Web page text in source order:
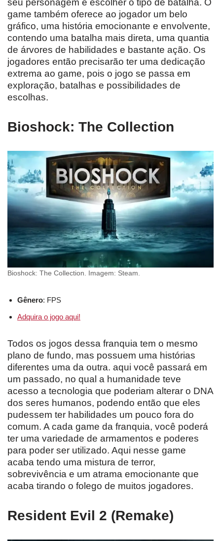
seu personagem e escolher o tipo de batalha. O
game também oferece ao jogador um belo
gráfico, uma história emocionante e envolvente,
contendo uma batalha mais direta, uma quantia
de árvores de habilidades e bastante ação. Os
jogadores então precisarão ter uma dedicação
extrema ao game, pois o jogo se passa em
exploração, batalhas e possibilidades de
escolhas.
Bioshock: The Collection
Bioshock: The Collection. Imagem: Steam.
Gênero: FPS
Adquira o jogo aqui!
Todos os jogos dessa franquia tem o mesmo
plano de fundo, mas possuem uma histórias
diferentes uma da outra. aqui você passará em
um passado, no qual a humanidade teve
acesso a tecnologia que poderiam alterar o DNA
dos seres humanos, podendo então que eles
pudessem ter habilidades um pouco fora do
comum. A cada game da franquia, você poderá
ter uma variedade de armamentos e poderes
para poder ser utilizado. Aqui nesse game
acaba tendo uma mistura de terror,
sobrevivência e um atrama emocionante que
acaba tirando o folego de muitos jogadores.
Resident Evil 2 (Remake)